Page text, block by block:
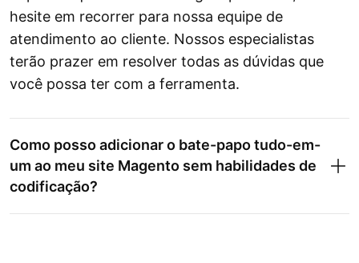
hesite em recorrer para nossa equipe de
atendimento ao cliente. Nossos especialistas
terão prazer em resolver todas as dúvidas que
você possa ter com a ferramenta.
Como posso adicionar o bate-papo tudo-em-
um ao meu site Magento sem habilidades de
codificação?